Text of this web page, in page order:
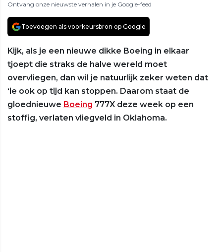
Ontvang onze nieuwste verhalen in je Google-feed
Toevoegen als voorkeursbron op Google
Kijk, als je een nieuwe dikke Boeing in elkaar
tjoept die straks de halve wereld moet
overvliegen, dan wil je natuurlijk zeker weten dat
‘ie ook op tijd kan stoppen. Daarom staat de
gloednieuwe Boeing 777X deze week op een
stoffig, verlaten vliegveld in Oklahoma.